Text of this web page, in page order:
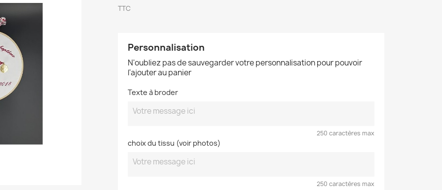
TTC
Personnalisation
N'oubliez pas de sauvegarder votre personnalisation pour pouvoir
l'ajouter au panier
Texte à broder
250 caractères max
choix du tissu (voir photos)
250 caractères max